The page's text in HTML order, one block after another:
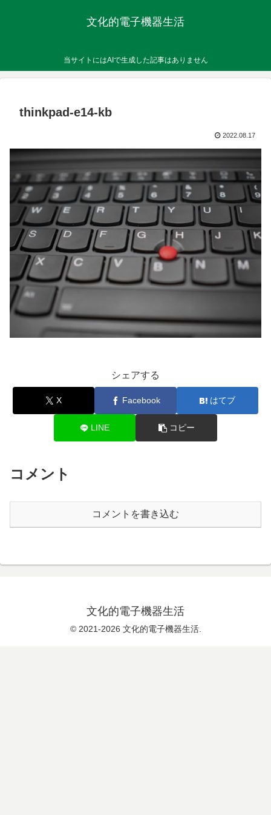
文化的電子機器生活
当サイトにはAIで生成した記事はありません
thinkpad-e14-kb
2022.08.17
シェアする
X Facebook はてブ
LINE コピー
コメント
コメントを書き込む
文化的電子機器生活
© 2021-2026 文化的電子機器生活.